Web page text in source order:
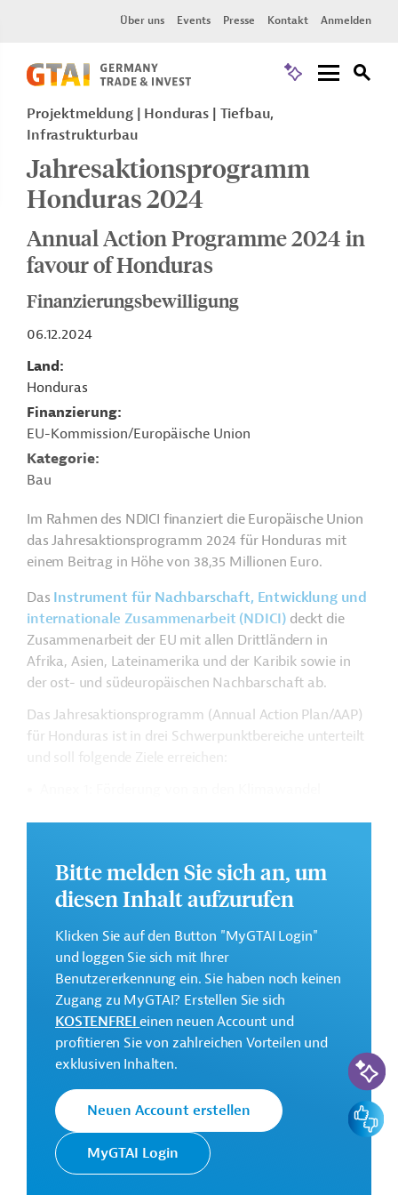
Über uns Events Presse Kontakt Anmelden
Projektmeldung Honduras
Tiefbau,
Infrastrukturbau
Jahresaktionsprogramm
Honduras 2024
Annual Action Programme 2024 in
favour of Honduras
Finanzierungsbewilligung
06.12.2024
Land
Honduras
Finanzierung
EU-Kommission/Europäische Union
Kategorie
Bau
Im Rahmen des NDICI finanziert die Europäische Union
das Jahresaktionsprogramm 2024 für Honduras mit
einem Beitrag in Höhe von 38,35 Millionen Euro.
Das Instrument für Nachbarschaft, Entwicklung und
internationale Zusammenarbeit (NDICI) deckt die
Zusammenarbeit der EU mit allen Drittländern in
Afrika, Asien, Lateinamerika und der Karibik sowie in
der ost- und südeuropäischen Nachbarschaft ab.
Das Jahresaktionsprogramm (Annual Action Plan/AAP)
für Honduras ist in drei Schwerpunktbereiche unterteilt
und soll folgende Ziele erreichen:
Finanzierung für grüne und klimafreundliche
Wertschöpfungsketten;
Förderung der Transparenz und der
Korruptionsbekämpfung.
Dieses Projekt gehört zu derEU-
Konnektivitätsinitiative Global Gateway.
Weitere Informationen über das
Originaldokumenten, die zum Download bereitstehen.
Bei Fragen wenden Sie sich bitte an das Brüsseler Büro
von Germany Trade & Invest unter projekte@gtai.de.
Bitte melden Sie sich an, um
diesen Inhalt aufzurufen
Klicken Sie auf den Button "MyGTAI Login"
und loggen Sie sich mit Ihrer
Benutzererkennung ein. Sie haben noch keinen
Zugang zu MyGTAI? Erstellen Sie sich
KOSTENFREIeinen neuen Account und
profitieren Sie von zahlreichen Vorteilen und
exklusiven Inhalten.
Neuen Account erstellen
MyGTAI Login
KI-